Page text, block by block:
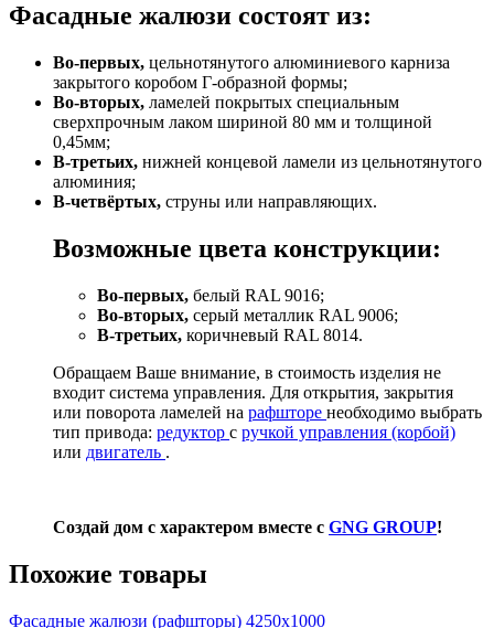
Фасадные жалюзи состоят из:
Во-первых, цельнотянутого алюминиевого карниза
закрытого коробом Г-образной формы;
Во-вторых, ламелей покрытых специальным
сверхпрочным лаком шириной 80 мм и толщиной
0,45мм;
В-третьих, нижней концевой ламели из цельнотянутого
алюминия;
В-четвёртых, струны или направляющих.
Возможные цвета конструкции:
Во-первых, белый RAL 9016;
Во-вторых, серый металлик RAL 9006;
В-третьих, коричневый RAL 8014.
Обращаем Ваше внимание, в стоимость изделия не
входит система управления. Для открытия, закрытия
или поворота ламелей на рафшторе необходимо выбрать
тип привода: редуктор с ручкой управления (корбой)
или двигатель .
Создай дом с характером вместе с GNG GROUP!
Похожие товары
Фасадные жалюзи (рафшторы) 4250х1000